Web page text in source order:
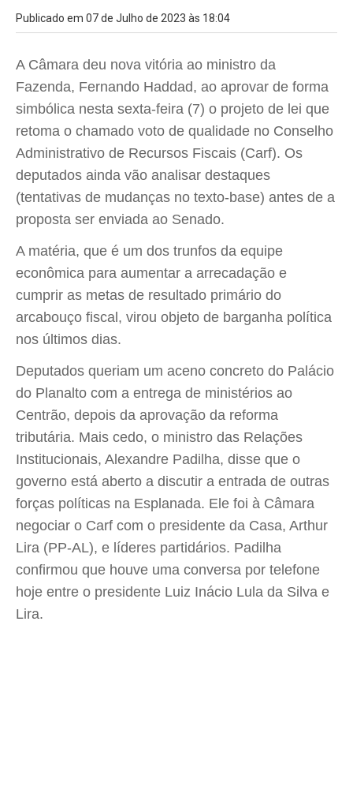
Publicado em 07 de Julho de 2023 às 18:04
A Câmara deu nova vitória ao ministro da
Fazenda, Fernando Haddad, ao aprovar de forma
simbólica nesta sexta-feira (7) o projeto de lei que
retoma o chamado voto de qualidade no Conselho
Administrativo de Recursos Fiscais (Carf). Os
deputados ainda vão analisar destaques
(tentativas de mudanças no texto-base) antes de a
proposta ser enviada ao Senado.
A matéria, que é um dos trunfos da equipe
econômica para aumentar a arrecadação e
cumprir as metas de resultado primário do
arcabouço fiscal, virou objeto de barganha política
nos últimos dias.
Deputados queriam um aceno concreto do Palácio
do Planalto com a entrega de ministérios ao
Centrão, depois da aprovação da reforma
tributária. Mais cedo, o ministro das Relações
Institucionais, Alexandre Padilha, disse que o
governo está aberto a discutir a entrada de outras
forças políticas na Esplanada. Ele foi à Câmara
negociar o Carf com o presidente da Casa, Arthur
Lira (PP-AL), e líderes partidários. Padilha
confirmou que houve uma conversa por telefone
hoje entre o presidente Luiz Inácio Lula da Silva e
Lira.